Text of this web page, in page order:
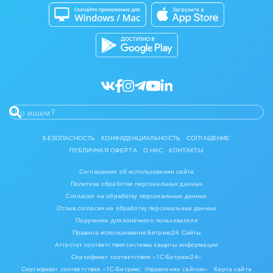
Кибербезопасность
Битрикс24 Маркет
Разработчикам приложений
БЕЗОПАСНОСТЬ КОНФИДЕНЦИАЛЬНОСТЬ
СОГЛАШЕНИЕ
ПУБЛИЧНАЯ ОФЕРТА
О НАС КОНТАКТЫ
Соглашение об использовании сайта
Политика обработки персональных данных
Согласие на обработку персональных данных
Отзыв согласия на обработку персональных данных
Поручение для конечного пользователя
Правила использования Битрикс24 Сайты
Аттестат соответствия системы защиты информации
Сертификат соответствия «1С-Битрикс24»
Сертификат соответствия «1С-Битрикс: Управление сайтом»
Карта сайта